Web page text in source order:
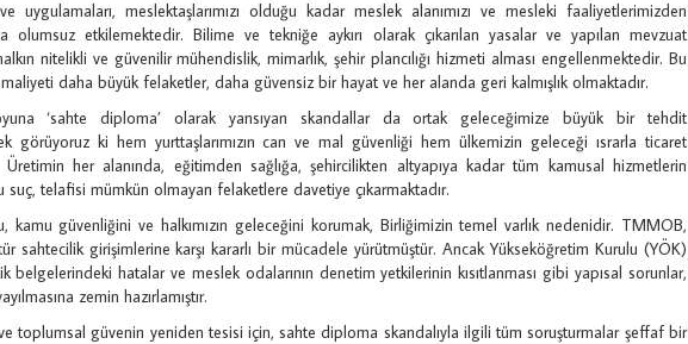
uygulamaları, meslektaşlarımızı olduğu kadar meslek alanımızı ve mesleki faaliyetlerimizden
olumsuz etkilemektedir. Bilime ve tekniğe aykırı olarak çıkarılan yasalar ve yapılan mevzuat
nitelikli ve güvenilir mühendislik, mimarlık, şehir plancılığı hizmeti alması engellenmektedir. Bu
daha büyük felaketler, daha güvensiz bir hayat ve her alanda geri kalmışlık olmaktadır.
‘sahte diploma’ olarak yansıyan skandallar da ortak geleceğimize büyük bir tehdit
görüyoruz ki hem yurttaşlarımızın can ve mal güvenliği hem ülkemizin geleceği ısrarla ticaret
her alanında, eğitimden sağlığa, şehircilikten altyapıya kadar tüm kamusal hizmetlerin
telafisi mümkün olmayan felaketlere davetiye çıkarmaktadır.
kamu güvenliğini ve halkımızın geleceğini korumak, Birliğimizin temel varlık nedenidir. TMMOB,
sahtecilik girişimlerine karşı kararlı bir mücadele yürütmüştür. Ancak Yükseköğretim Kurulu (YÖK)
belgelerindeki hatalar ve meslek odalarının denetim yetkilerinin kısıtlanması gibi yapısal sorunlar,
zemin hazırlamıştır.
ve toplumsal güvenin yeniden tesisi için, sahte diploma skandalıyla ilgili tüm soruşturmalar şeffaf bir